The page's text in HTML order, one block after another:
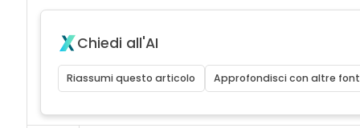
Chiedi all'AI
Riassumi questo articolo Approfondisci con altre